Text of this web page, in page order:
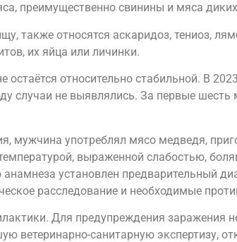
преимущественно свинины и мяса
также относятся аскаридоз, тениоз,
их яйца или личинки.
относительно стабильной. В
случаи не выявлялись. За первые шесть
мужчина употреблял мясо медведя,
выраженной слабостью,
установлен предварительный
расследование и необходимые
Для предупреждения заражения
ветеринарно-санитарную экспертизу,